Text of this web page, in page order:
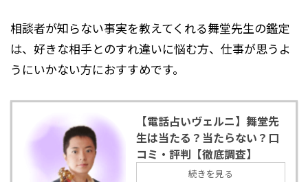
相談者が知らない事実を教えてくれる舞堂先生の鑑定
は、好きな相手とのすれ違いに悩む方、仕事が思うよ
うにいかない方におすすめです。
【電話占いヴェルニ】舞堂先
生は当たる？当たらない？口
コミ・評判【徹底調査】
続きを見る